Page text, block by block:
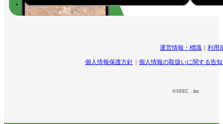
運営情報・標識 利用
個人情報保護方針 個人情報の取扱いに関する告
©SEEC . Inc